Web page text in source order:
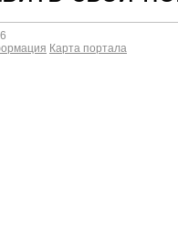
Карта портала